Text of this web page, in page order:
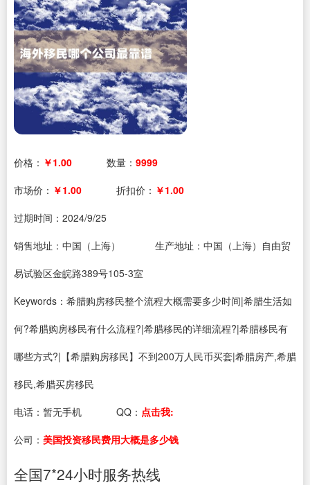
价格： ￥1.00 数量： 9999
市场价： ￥1.00 折扣价： ￥1.00
过期时间： 2024/9/25
销售地址：中国（上海）
生产地址：中国（上海）自由贸
易试验区金皖路389号105-3室
Keywords：希腊购房移民整个流程大概需要多少时间|希腊生活如
何?希腊购房移民有什么流程?|希腊移民的详细流程?|希腊移民有
哪些方式?|【希腊购房移民】不到200万人民币买套|希腊房产,希腊
移民,希腊买房移民
电话： 暂无手机 QQ： 点击我:
公司： 美国投资移民费用大概是多少钱
全国7*24小时服务热线